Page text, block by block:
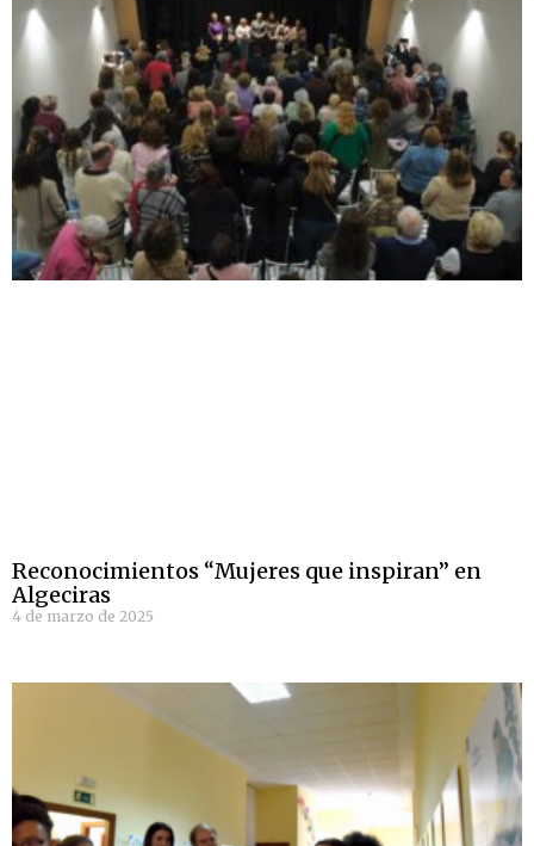
Reconocimientos “Mujeres que inspiran” en
Algeciras
4 de marzo de 2025